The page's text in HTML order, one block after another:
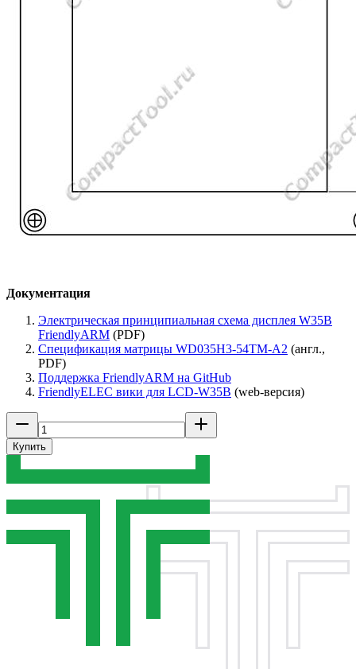
Документация
Электрическая принципиальная схема дисплея W35B
FriendlyARM (PDF)
Спецификация матрицы WD035H3-54TM-A2 (англ.,
PDF)
Поддержка FriendlyARM на GitHub
FriendlyELEC вики для LCD-W35B (web-версия)
Купить